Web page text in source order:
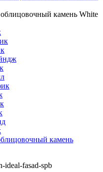
камень White
камень